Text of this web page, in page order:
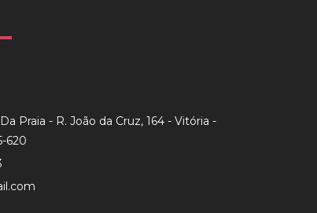
Praia - R. João da Cruz, 164 - Vitória -
620